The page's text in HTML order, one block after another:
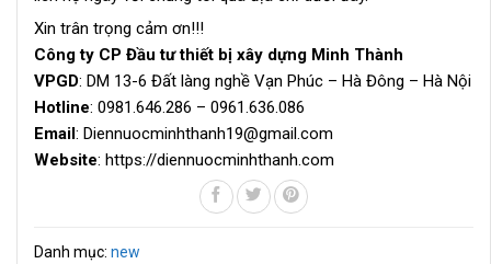
Xin trân trọng cảm ơn!!!
Công ty CP Đầu tư thiết bị xây dựng Minh Thành
VPGD: DM 13-6 Đất làng nghề Vạn Phúc – Hà Đông – Hà Nội
Hotline: 0981.646.286 – 0961.636.086
Email: Diennuocminhthanh19@gmail.com
Website: https://diennuocminhthanh.com
Danh mục: new